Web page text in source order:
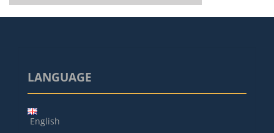
LANGUAGE
English